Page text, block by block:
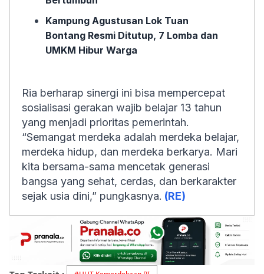
Kampung Agustusan Lok Tuan
Bontang Resmi Ditutup, 7 Lomba dan
UMKM Hibur Warga
Ria berharap sinergi ini bisa mempercepat
sosialisasi gerakan wajib belajar 13 tahun
yang menjadi prioritas pemerintah.
“Semangat merdeka adalah merdeka belajar,
merdeka hidup, dan merdeka berkarya. Mari
kita bersama-sama mencetak generasi
bangsa yang sehat, cerdas, dan berkarakter
sejak usia dini,” pungkasnya. (RE)